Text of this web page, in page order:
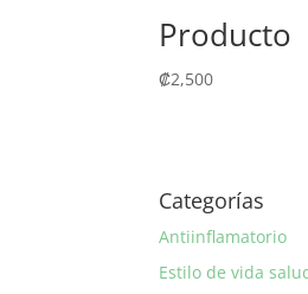
Producto
₡2,500
Categorías
Antiinflamatorio
Estilo de vida